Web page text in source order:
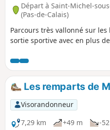
Départ à Saint-Michel-
(Pas-de-Calais)
Parcours très vallonné sur
sortie sportive avec en plus
Les remparts de
Visorandonneur
7,29 km
+49 m -